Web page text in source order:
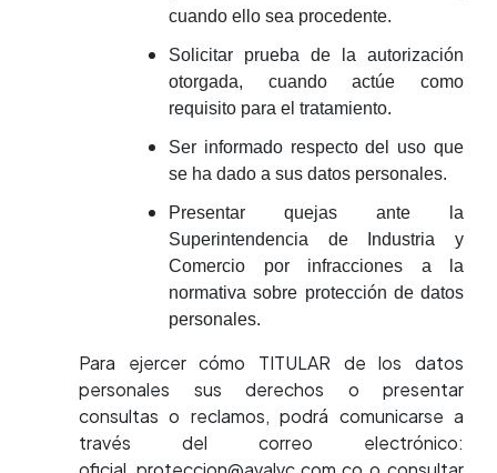
cuando ello sea procedente.
Solicitar prueba de la autorización
otorgada, cuando actúe como
requisito para el tratamiento.
Ser informado respecto del uso que
se ha dado a sus datos personales.
Presentar quejas ante la
Superintendencia de Industria y
Comercio por infracciones a la
normativa sobre protección de datos
personales.
Para ejercer cómo TITULAR de los datos
personales sus derechos o presentar
consultas o reclamos, podrá comunicarse a
través del correo electrónico: